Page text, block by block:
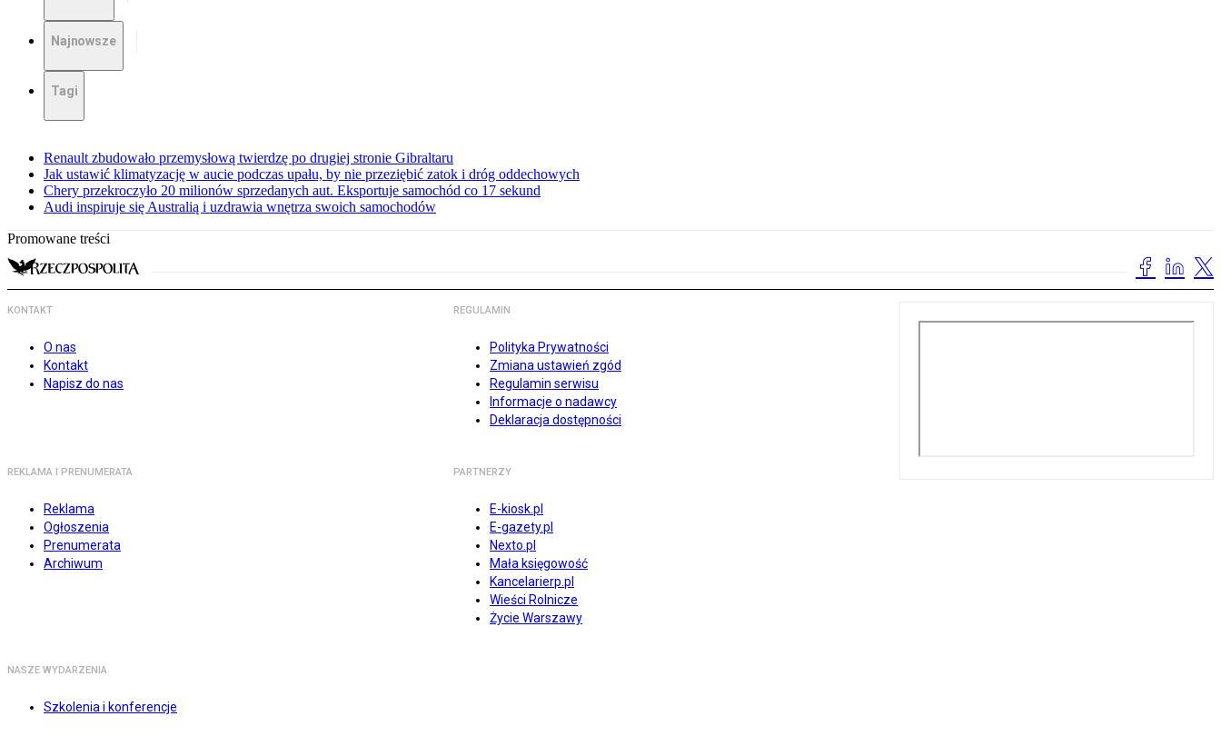
Najnowsze
Tagi
Renault zbudowało przemysłową twierdzę po drugiej stronie Gibraltaru
Jak ustawić klimatyzację w aucie podczas upału, by nie przeziębić zatok i dróg oddechowych
Chery przekroczyło 20 milionów sprzedanych aut. Eksportuje samochód co 17 sekund
Audi inspiruje się Australią i uzdrawia wnętrza swoich samochodów
Promowane treści
KONTAKT
O nas
Kontakt
Napisz do nas
REGULAMIN
Polityka Prywatności
Zmiana ustawień zgód
Regulamin serwisu
Informacje o nadawcy
Deklaracja dostępności
REKLAMA I PRENUMERATA
Reklama
Ogłoszenia
Prenumerata
Archiwum
PARTNERZY
E-kiosk.pl
E-gazety.pl
Nexto.pl
Mała księgowość
Kancelarierp.pl
Wieści Rolnicze
Życie Warszawy
NASZE WYDARZENIA
Szkolenia i konferencje